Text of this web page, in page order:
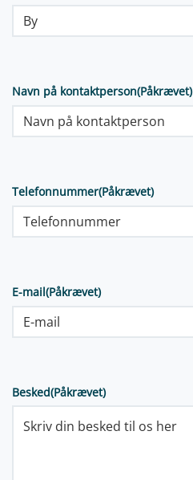
Navn på kontaktperson(Påkrævet)
Telefonnummer(Påkrævet)
E-mail(Påkrævet)
Besked(Påkrævet)